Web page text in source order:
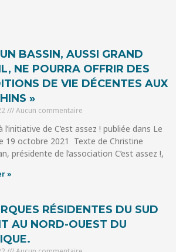
BASSIN, AUSSI GRAND
NE POURRA OFFRIR DES
DE VIE DÉCENTES AUX
»
Aucun commentaire
l’initiative de C’est assez ! publiée dans Le
19 octobre 2021 Texte de Christine
présidente de l’association C’est assez !,
»
RÉSIDENTES DU SUD
AU NORD-OUEST DU